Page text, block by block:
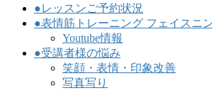
●レッスンご予約状況
●表情筋トレーニング フェイスニ
Youtube情報
●受講者様の悩み
笑顔・表情・印象改善
写真写り